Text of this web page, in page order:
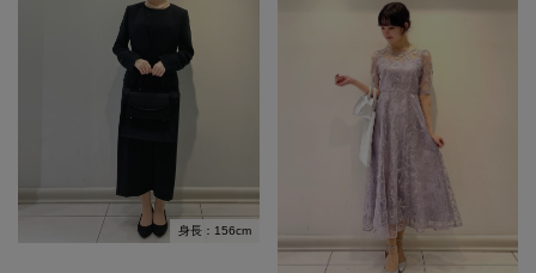
身長：156cm